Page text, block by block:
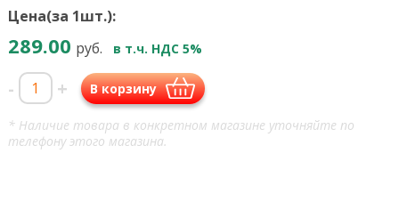
Цена(за 1шт.):
289.00 руб. в т.ч. НДС 5%
- + В корзину
* Наличие товара в конкретном магазине уточняйте по
телефону этого магазина.